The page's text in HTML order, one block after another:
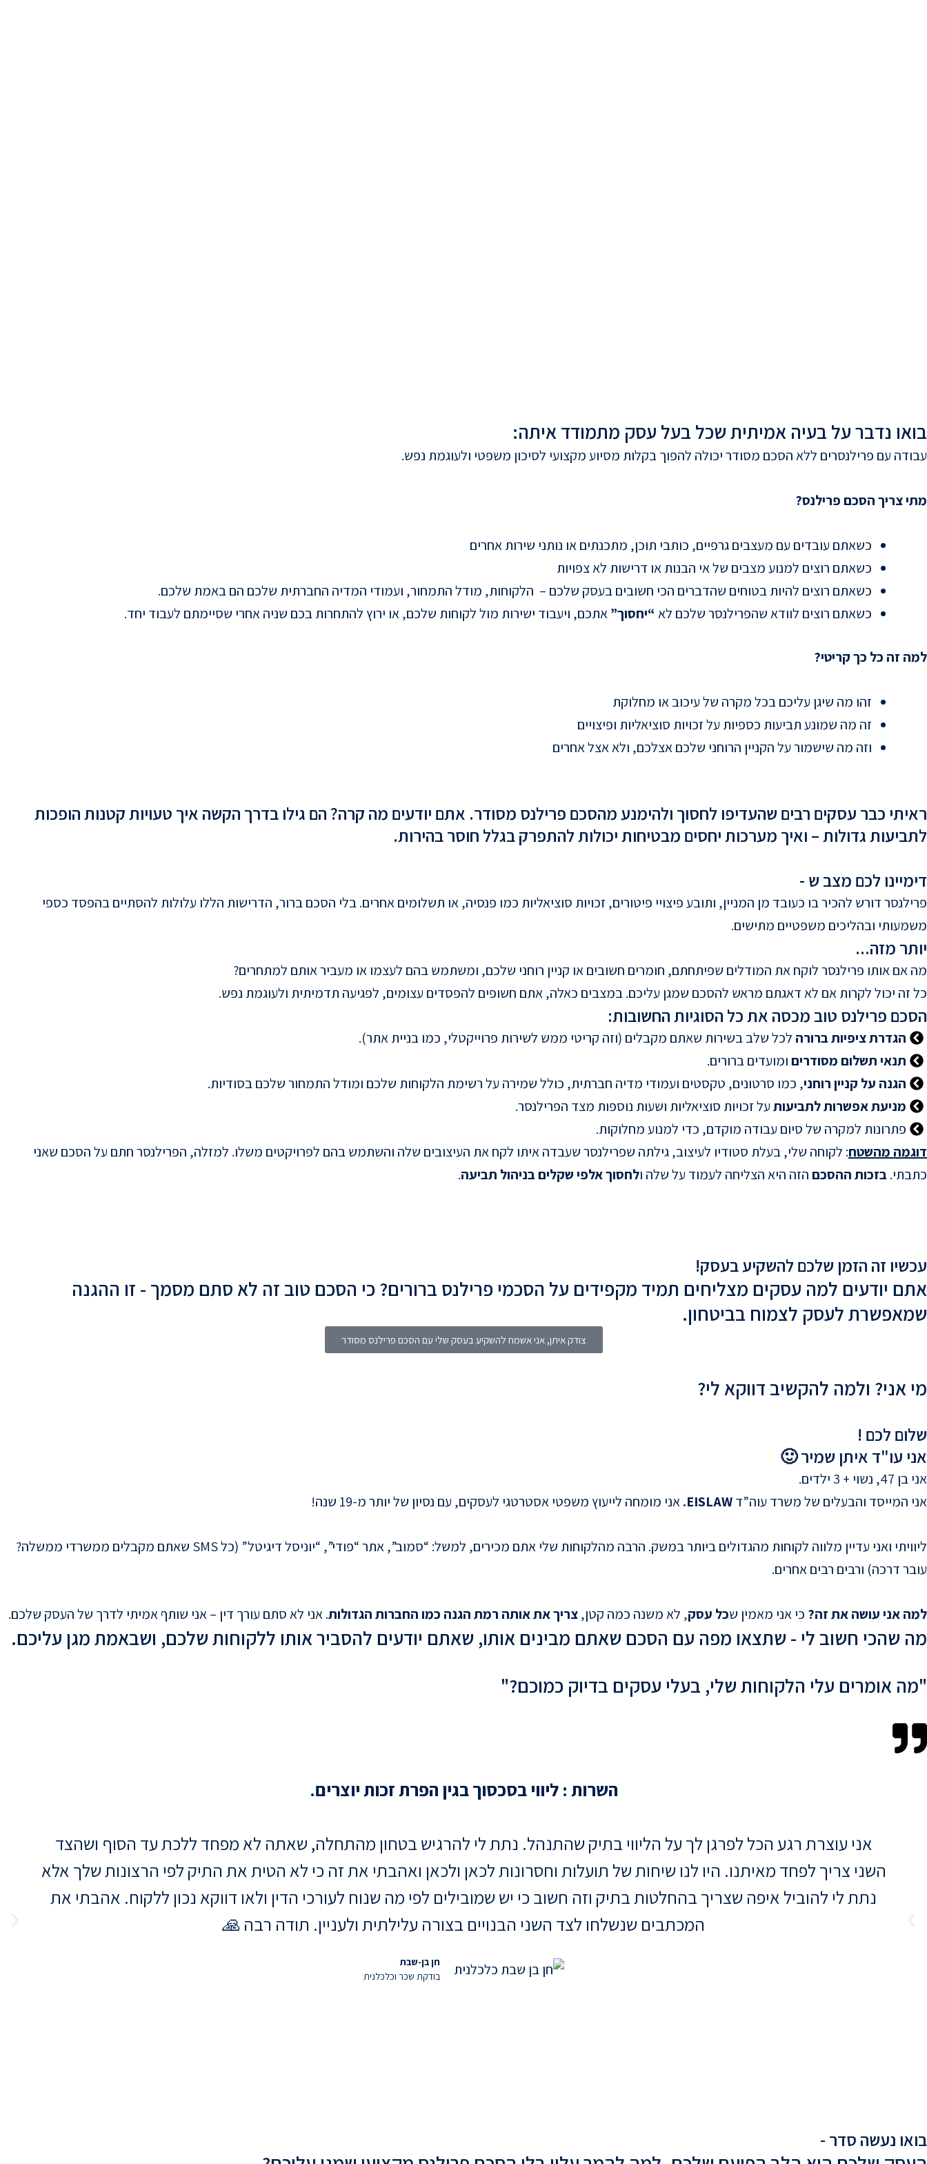
בואו נדבר על בעיה אמיתית שכל בעל עסק מתמודד איתה:
עבודה עם פרילנסרים ללא הסכם מסודר יכולה להפוך בקלות מסיוע מקצועי לסיכון משפטי ולעוגמת נפש.
מתי צריך הסכם פרילנס?
כשאתם עובדים עם מעצבים גרפיים, כותבי תוכן, מתכנתים או נותני שירות אחרים
כשאתם רוצים למנוע מצבים של אי הבנות או דרישות לא צפויות
כשאתם רוצים להיות בטוחים שהדברים הכי חשובים בעסק שלכם – הלקוחות, מודל התמחור, ועמודי המדיה החברתית שלכם הם באמת שלכם.
כשאתם רוצים לוודא שהפרילנסר שלכם לא “יחסוך”אתכם, ויעבוד ישירות מול לקוחות שלכם, או ירוץ להתחרות בכם שניה אחרי שסיימתם לעבוד יחד.
למה זה כל כך קריטי?
זהו מה שיגן עליכם בכל מקרה של עיכוב או מחלוקת
זה מה שמונע תביעות כספיות על זכויות סוציאליות ופיצויים
וזה מה שישמור על הקניין הרוחני שלכם אצלכם, ולא אצל אחרים
ראיתי כבר עסקים רבים שהעדיפו לחסוך ולהימנע מהסכם פרילנס מסודר. אתם יודעים מה קרה? הם גילו בדרך הקשה איך טעויות קטנות הופכות
לתביעות גדולות – ואיך מערכות יחסים מבטיחות יכולות להתפרק בגלל חוסר בהירות.
דימיינו לכם מצב ש -
פרילנסר דורש להכיר בו כעובד מן המניין, ותובע פיצויי פיטורים, זכויות סוציאליות כמו פנסיה, או תשלומים אחרים. בלי הסכם ברור, הדרישות הללו עלולות להסתיים בהפסד כספי
משמעותי ובהליכים משפטיים מתישים.
יותר מזה...
מה אם אותו פרילנסר לוקח את המודלים שפיתחתם, חומרים חשובים או קניין רוחני שלכם, ומשתמש בהם לעצמו או מעביר אותם למתחרים?
כל זה יכול לקרות אם לא דאגתם מראש להסכם שמגן עליכם. במצבים כאלה, אתם חשופים להפסדים עצומים, לפגיעה תדמיתית ולעוגמת נפש.
הסכם פרילנס טוב מכסה את כל הסוגיות החשובות:
הגדרת ציפיות ברורה לכל שלב בשירות שאתם מקבלים (וזה קריטי ממש לשירות פרוייקטלי, כמו בניית אתר).
תנאי תשלום מסודריםומועדים ברורים.
הגנה על קניין רוחני, כמו סרטונים, טקסטים ועמודי מדיה חברתית, כולל שמירה על רשימת הלקוחות שלכם ומודל התמחור שלכם בסודיות.
מניעת אפשרות לתביעותעל זכויות סוציאליות ושעות נוספות מצד הפרילנסר.
פתרונות למקרה של סיום עבודה מוקדם, כדי למנוע מחלוקות.
דוגמה מהשטח: לקוחה שלי, בעלת סטודיו לעיצוב, גילתה שפרילנסר שעבדה איתו לקח את העיצובים שלה והשתמש בהם לפרויקטים משלו. למזלה, הפרילנסר חתם על הסכם שאני
כתבתי. בזכות ההסכםהזה היא הצליחה לעמוד על שלה ולחסוך אלפי שקלים בניהול תביעה.
עכשיו זה הזמן שלכם להשקיע בעסק!
אתם יודעים למה עסקים מצליחים תמיד מקפידים על הסכמי פרילנס ברורים? כי הסכם טוב זה לא סתם מסמך - זו ההגנה
שמאפשרת לעסק לצמוח בביטחון.
צודק איתן, אני אשמח להשקיע בעסק שלי עם הסכם פרילנס מסודר
מי אני? ולמה להקשיב דווקא לי?
שלום לכם !
אני עו"ד איתן שמיר 🙂
אני בן 47, נשוי + 3 ילדים.
אני המייסד והבעלים של משרד עוה”דEISLAW. אני מומחה לייעוץ משפטי אסטרטגי לעסקים, עם נסיון של יותר מ-19 שנה!
ליוויתי ואני עדיין מלווה לקוחות מהגדולים ביותר במשק. הרבה מהלקוחות שלי אתם מכירים, למשל: “סמוב”, אתר “פודי”, “יוניסל דיגיטל” (כל SMS שאתם מקבלים ממשרדי ממשלה?
עובר דרכה) ורבים רבים אחרים.
למה אני עושה את זה? כי אני מאמין שכל עסק, לא משנה כמה קטן,צריך את אותה רמת הגנה כמו החברות הגדולות. אני לא סתם עורך דין – אני שותף אמיתי לדרך של העסק שלכם.
מה שהכי חשוב לי - שתצאו מפה עם הסכם שאתם מבינים אותו, שאתם יודעים להסביר אותו ללקוחות שלכם, ושבאמת מגן עליכם.
"מה אומרים עלי הלקוחות שלי, בעלי עסקים בדיוק כמוכם?"
השרות : ליווי בסכסוך בגין הפרת זכות יוצרים.
אני עוצרת רגע הכל לפרגן לך על הליווי בתיק שהתנהל. נתת לי להרגיש בטחון מהתחלה, שאתה לא מפחד ללכת עד הסוף ושהצד
השני צריך לפחד מאיתנו. היו לנו שיחות של תועלות וחסרונות לכאן ולכאן ואהבתי את זה כי לא הטית את התיק לפי הרצונות שלך אלא
נתת לי להוביל איפה שצריך בהחלטות בתיק וזה חשוב כי יש שמובילים לפי מה שנוח לעורכי הדין ולאו דווקא נכון ללקוח. אהבתי את
המכתבים שנשלחו לצד השני הבנויים בצורה עלילתית ולעניין. תודה רבה 🙏
חן בן-שבת
בודקת שכר וכלכלנית
בואו נעשה סדר -